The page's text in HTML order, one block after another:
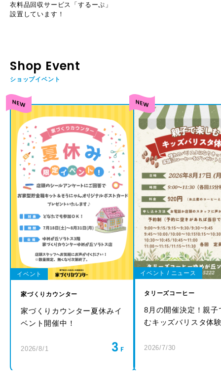
衣料品回収サービス「するーぷ」
設置しています！
Shop Event
ショップイベント
イベント
家づくりカウンター
家づくりカウンター夏休みイ
ベント開催中！
2026/8/1 3
イベント / ニュース
タリーズコーヒー
8月の開催決定！親子
むキッズバリスタ体
2026/7/30